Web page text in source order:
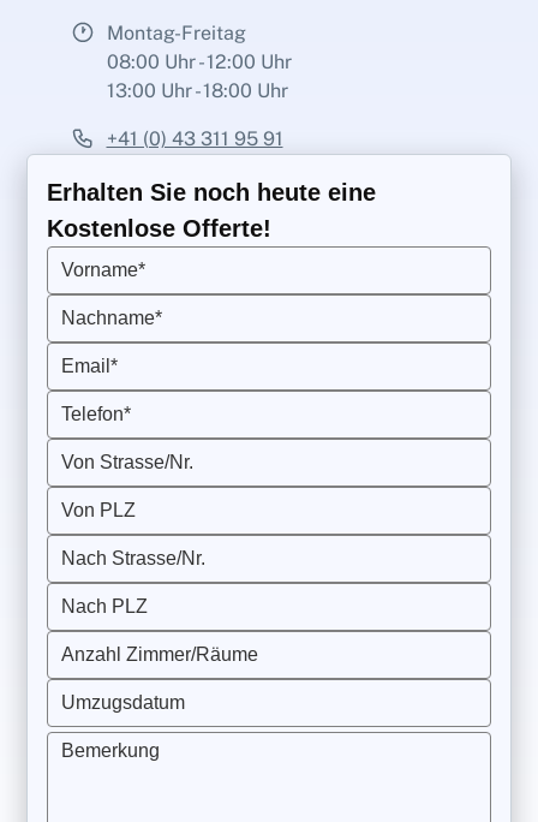
Montag-Freitag
08:00 Uhr - 12:00 Uhr
13:00 Uhr - 18:00 Uhr
+41 (0) 43 311 95 91
Erhalten Sie noch heute eine
Kostenlose Offerte!
Vorname*
Nachname*
Email*
Telefon*
Von Strasse/Nr.
Von PLZ
Nach Strasse/Nr.
Nach PLZ
Anzahl Zimmer/Räume
Umzugsdatum
Bemerkung